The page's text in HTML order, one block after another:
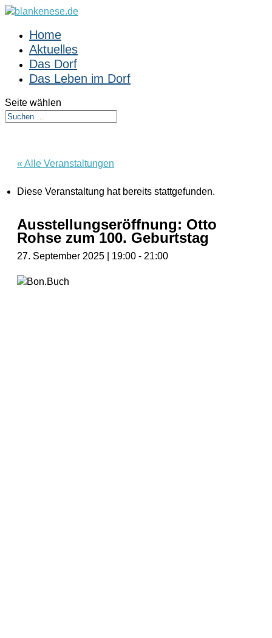
Home
Aktuelles
Das Dorf
Das Leben im Dorf
Seite wählen
« Alle Veranstaltungen
Diese Veranstaltung hat bereits stattgefunden.
Ausstellungseröffnung: Otto
Rohse zum 100. Geburtstag
27. September 2025 | 19:00 - 21:00